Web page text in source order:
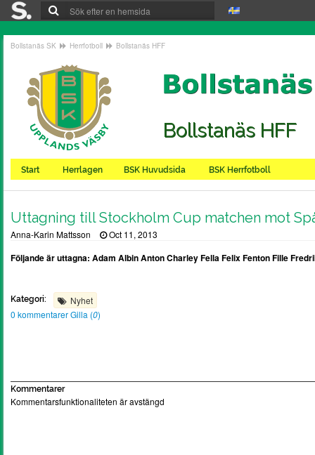
Bollstanäs SK Herrfotboll Bollstanäs HFF
Bollstanäs HFF
Start Herrlagen BSK Huvudsida BSK Herrfotboll
Uttagning till Stockholm Cup matchen mot
Anna-Karin Mattsson Oct 11, 2013
Följande är uttagna: Adam Albin Anton Charley Fella Felix Fenton Fille
Kategori:
Nyhet
0 kommentarerGilla (0)
Kommentarer
Kommentarsfunktionaliteten är avstängd